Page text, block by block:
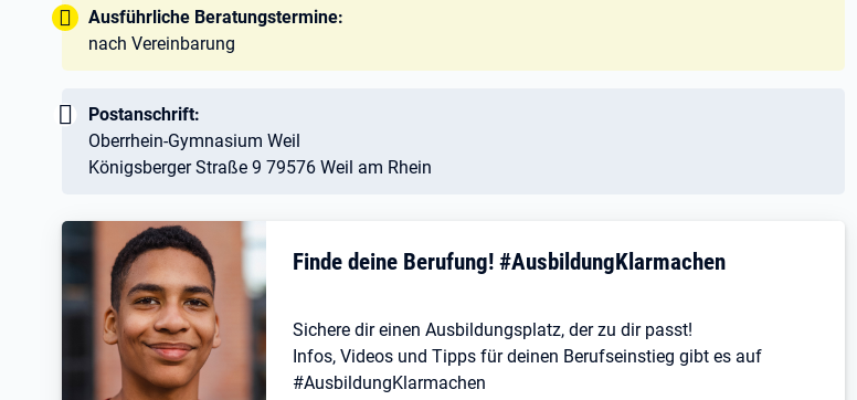
Tipp:
Ausführliche Beratungstermine:
nach Vereinbarung
Wichtig:
Postanschrift:
Oberrhein-Gymnasium Weil
Königsberger Straße 9 79576 Weil am Rhein
Finde deine Berufung! #AusbildungKlarmachen
Sichere dir einen Ausbildungsplatz, der zu dir passt!
Infos, Videos und Tipps für deinen Berufseinstieg gibt es auf
#AusbildungKlarmachen